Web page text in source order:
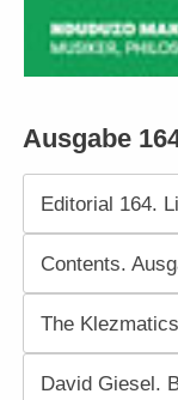
Ausgabe
Editorial 164.
Contents.
The
David Giesel.